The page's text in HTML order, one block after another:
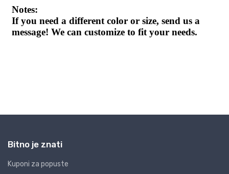
Bitno je znati
Kuponi za popuste